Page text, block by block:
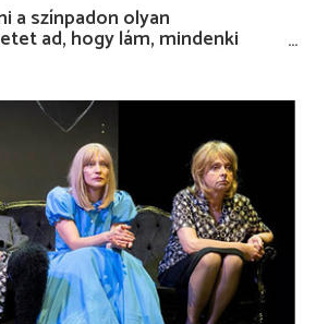
a színpadon olyan
ad, hogy lám, mindenki
magammal…”